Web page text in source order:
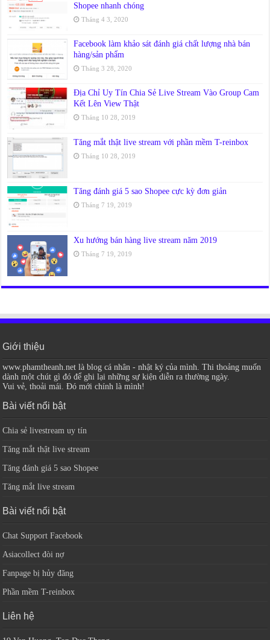
Shopee nhanh chóng
Tháng 4 3, 2020
Facebook làm khảo sát đánh giá chất lượng nhà bán
hàng/sản phẩm
Tháng 3 28, 2020
Địa Chỉ Uy Tín Chia Sẻ Live Stream Vào Group Cam
Kết Lên View Thật
Tháng 10 28, 2019
Tăng mắt thật live stream với phần mềm T-reinbox
Tháng 10 28, 2019
Tăng đánh giá 5 sao Shopee cực kỳ đơn giản
Tháng 7 19, 2019
Xu hướng bán hàng live stream năm 2019
Tháng 7 19, 2019
Giới thiệu
www.phamtheanh.net là blog cá nhân - nhật ký của mình. Thi thoảng muốn
dành một chút gì đó để ghi lại những sự kiện diễn ra thường ngày.
Vui vẻ, thoải mái. Đó mới chính là mình!
Bài viết nổi bật
Chia sẻ livestream uy tín
Tăng mắt thật live stream
Tăng đánh giá 5 sao Shopee
Tăng mắt live stream
Bài viết nổi bật
Chat Support Facebook
Asiacollect đòi nợ
Fanpage bị hủy đăng
Phần mềm T-reinbox
Liên hệ